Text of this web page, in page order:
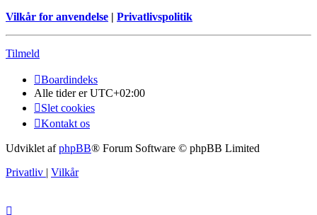
Vilkår for anvendelse | Privatlivspolitik
Tilmeld
Boardindeks
Alle tider erUTC+02:00
Slet cookies
Kontakt os
Udviklet afphpBB® Forum Software © phpBB Limited
Privatliv | Vilkår